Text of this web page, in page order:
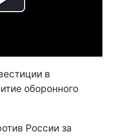
Play
в
оборонного
России за